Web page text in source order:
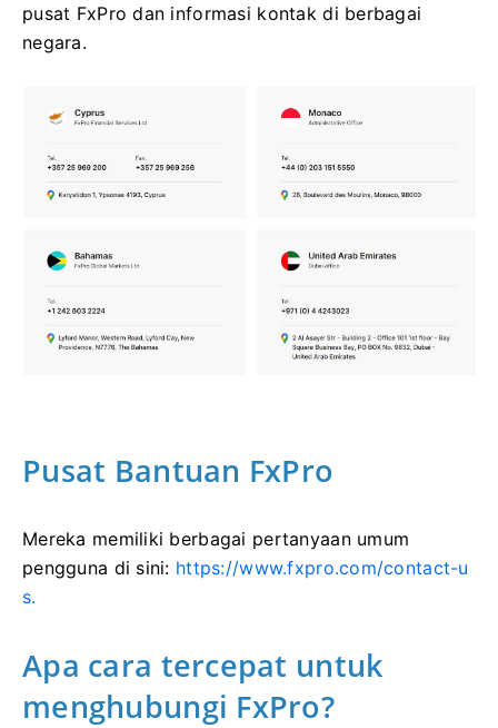
pusat FxPro dan informasi kontak di berbagai
negara.
Pusat Bantuan FxPro
Mereka memiliki berbagai pertanyaan umum
pengguna di sini: https://www.fxpro.com/contact-u
s.
Apa cara tercepat untuk
menghubungi FxPro?